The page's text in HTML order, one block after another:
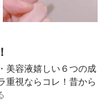
美容液嬉しい６つの成
重視ならコレ！昔から